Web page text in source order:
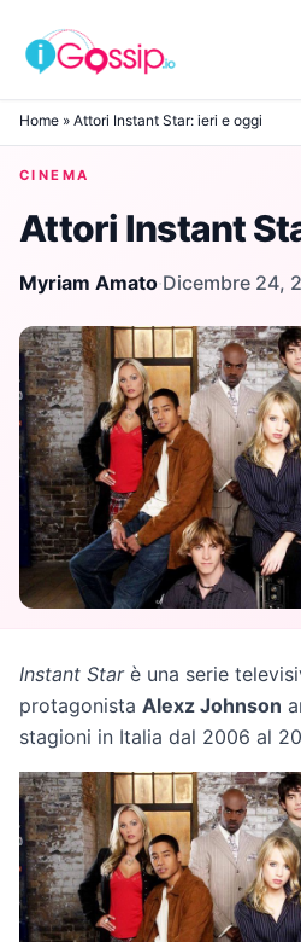
Skip to content
Home » Attori Instant Star: ieri e oggi
CINEMA
Attori Instant
Myriam Amato·Dicembre 24,
Instant Starè una serie
protagonista Alexz Johnson
stagioni in Italia dal 2006 al